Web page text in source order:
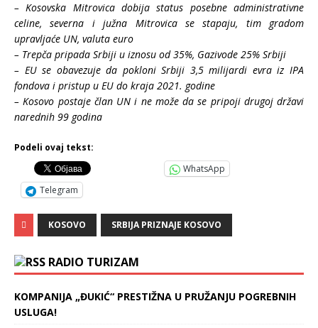
– Kosovska Mitrovica dobija status posebne administrativne
celine, severna i južna Mitrovica se stapaju, tim gradom
upravljaće UN, valuta euro
– Trepča pripada Srbiji u iznosu od 35%, Gazivode 25% Srbiji
– EU se obavezuje da pokloni Srbiji 3,5 milijardi evra iz IPA
fondova i pristup u EU do kraja 2021. godine
– Kosovo postaje član UN i ne može da se pripoji drugoj državi
narednih 99 godina
Podeli ovaj tekst:
WhatsApp
Telegram
KOSOVO SRBIJA PRIZNAJE KOSOVO
RADIO TURIZAM
KOMPANIJA „ĐUKIĆ“ PRESTIŽNA U PRUŽANJU POGREBNIH
USLUGA!